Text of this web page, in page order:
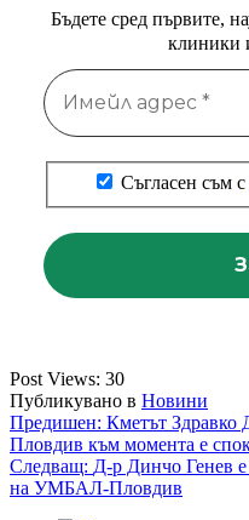
Бъдете сред първите,
клиники
Съгласен съм с
Post Views: 30
Публикувано в Новини
Навигация
Предишен: Кметът Здравко
Пловдив към момента е
Следващ: Д-р Динчо Генев е
на УМБАЛ-Пловдив